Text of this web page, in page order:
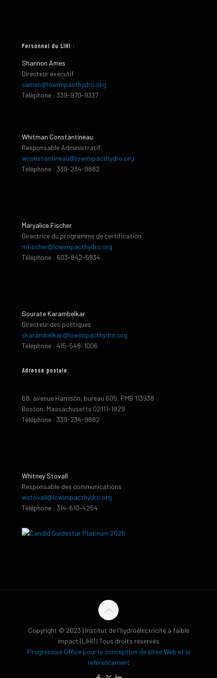
Personnel du LIHI :
Shannon Ames
Directeur exécutif
sames@lowimpacthydro.org
Téléphone : 339-970-9337
Whitman Constantineau
Responsable Administratif
wconstantineau@lowimpacthydro.org
Téléphone : 339-234-9882
Maryalice Fischer
Directrice du programme de certification
mfischer@lowimpacthydro.org
Téléphone : 603-842-5834
Sourate Karambelkar
Directeur des politiques
skarambelkar@lowimpacthydro.org
Téléphone : 415-548-1006
Adresse postale:
68, avenue Harrison, bureau 605, PMB 113938
Boston, Massachusetts 02111-1929
Téléphone : 339-234-9882
Whitney Stovall
Responsable des communications
wstovall@lowimpacthydro.org
Téléphone : 314-610-4254
Copyright © 2023 | Institut de l'hydroélectricité à faible
impact (LIHI) | Tous droits réservés
Progressive Office pour la conception de sites Web et le
référencement